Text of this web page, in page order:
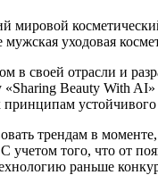
мировой
мужская уходовая
в своей отрасли и
«Sharing Beauty With
устойчивого
трендам в
того, что от
раньше